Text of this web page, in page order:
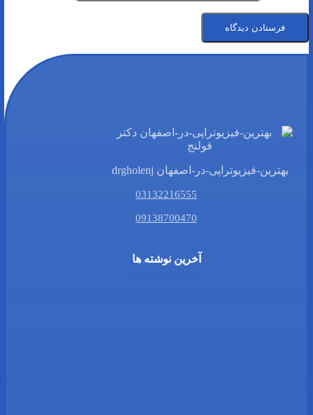
بهترین-فیزیوتراپی-در-اصفهان drgholenj
03132216555
09138700470
آخرین نوشته ها